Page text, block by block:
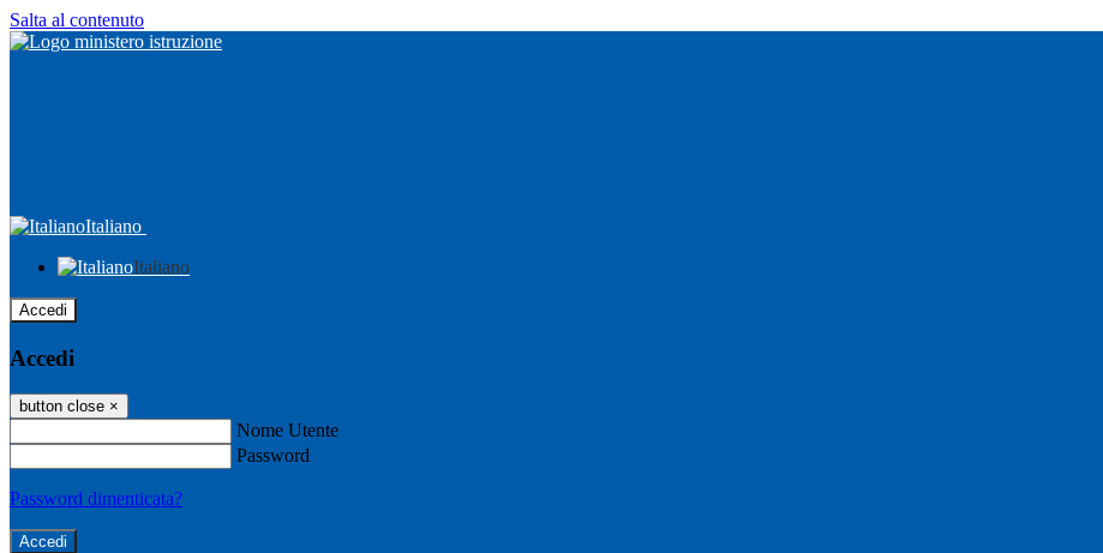
Salta al contenuto
Italiano
Italiano
Accedi
Accedi
button close ×
Nome Utente
Password
Password dimenticata?